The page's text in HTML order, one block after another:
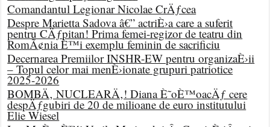
Comandantul Legionar Nicolae CrÄƒcea
Despre Marietta Sadova â€” actriÈ›a care a suferit
pentru CÄƒpitan! Prima femei-regizor de teatru din
RomÃ¢nia È™i exemplu feminin de sacrificiu
Decernarea Premiilor INSHR-EW pentru organizaÈ›ii
– Topul celor mai menÈ›ionate grupuri patriotice
2025-2026
BOMBÄ‚ NUCLEARÄ‚! Diana È˜oÈ™oacÄƒ cere
despÄƒgubiri de 20 de milioane de euro institutului
Elie Wiesel